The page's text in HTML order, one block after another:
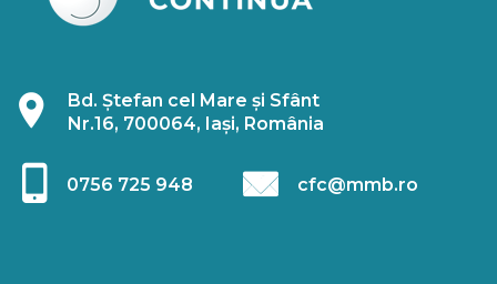
Bd. Ștefan cel Mare și Sfânt
Nr.16, 700064, Iași, România
0756 725 948 cfc@mmb.ro